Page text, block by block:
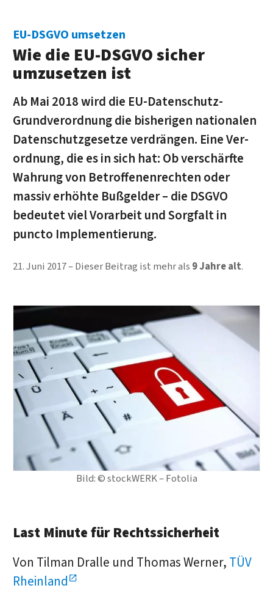
EU-DSGVO umsetzen
Wie die EU-DSGVO sicher
umzusetzen ist
Ab Mai 2018 wird die EU-Daten­schutz-
Grund­verordnung die bis­herigen natio­nalen
Daten­schutz­gesetze ver­drängen. Eine Ver­
ordnung, die es in sich hat: Ob ver­schärfte
Wahrung von Betroffenen­rechten oder
massiv erhöhte Buß­gelder – die DSGVO
bedeutet viel Vor­arbeit und Sorg­falt in
puncto Implementierung.
21. Juni 2017 Dieser Beitrag ist mehr als 9 Jahre alt.
Bild: © stockWERK – Fotolia
Last Minute für Rechtssicherheit
Von Tilman Dralle und Thomas Werner, TÜV
Rheinland